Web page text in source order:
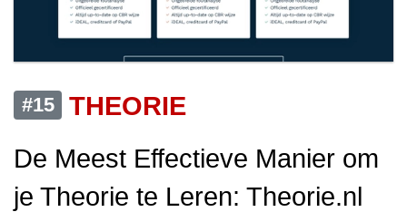
#15
THEORIE
De Meest Effectieve Manier om
je Theorie te Leren: Theorie.nl